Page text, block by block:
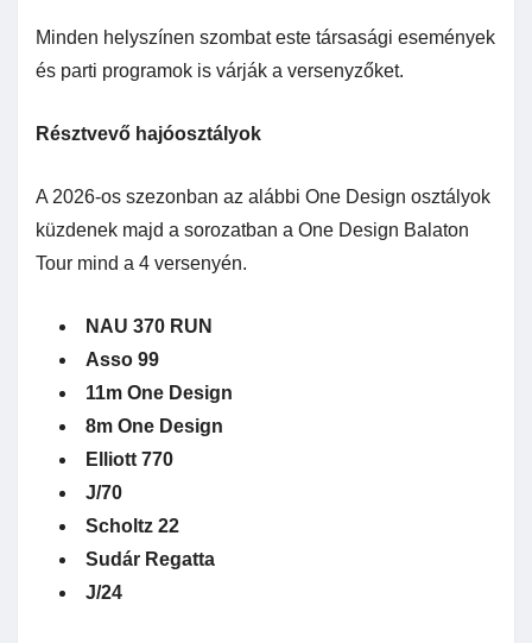
Minden helyszínen szombat este társasági események
és parti programok is várják a versenyzőket.
Résztvevő hajóosztályok
A 2026-os szezonban az alábbi One Design osztályok
küzdenek majd a sorozatban a One Design Balaton
Tour mind a 4 versenyén.
NAU 370 RUN
Asso 99
11m One Design
8m One Design
Elliott 770
J/70
Scholtz 22
Sudár Regatta
J/24